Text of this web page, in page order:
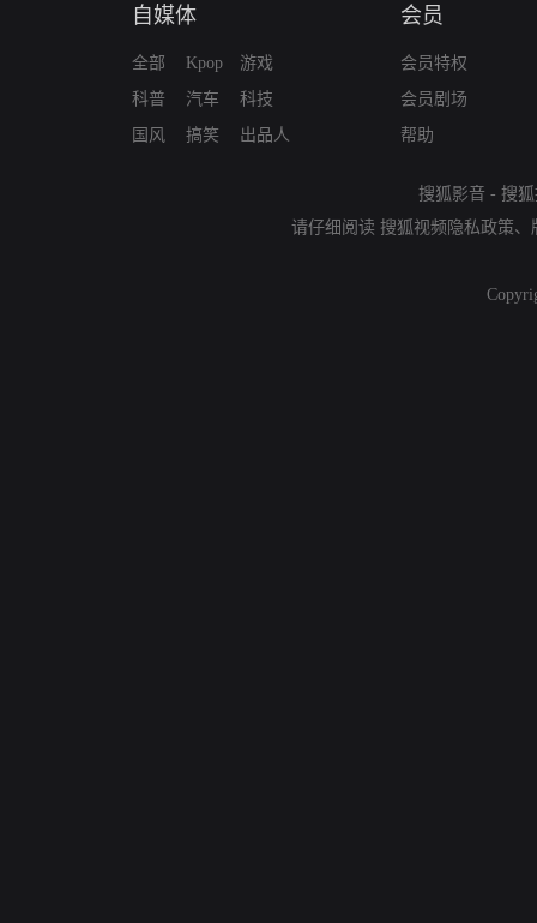
自媒体
全部
科普
国风
Kpop
汽车
搞笑
游戏
科技
出品人
会员
会员特权
会员剧场
帮助
搜狐影音 - 搜
请仔细阅读 搜狐视频隐私政策、